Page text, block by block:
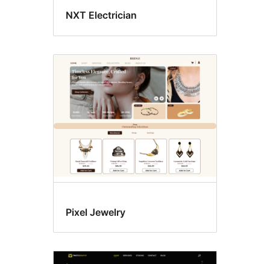
NXT Electrician
Pixel Jewelry